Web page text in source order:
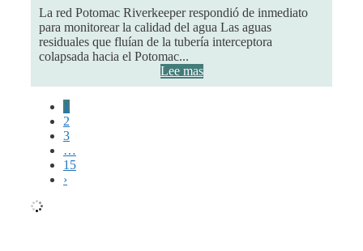
La red Potomac Riverkeeper respondió de inmediato
para monitorear la calidad del agua Las aguas
residuales que fluían de la tubería interceptora
colapsada hacia el Potomac...
Lee mas
1
2
3
…
15
›